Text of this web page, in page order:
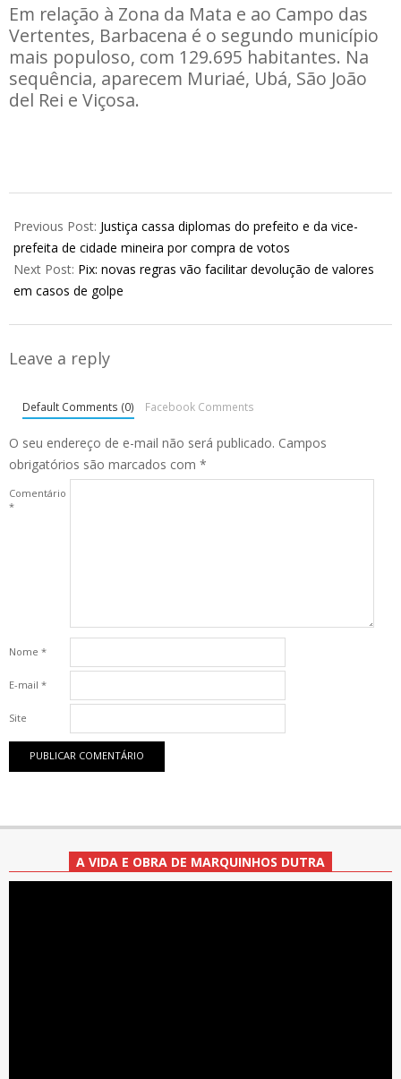
Em relação à Zona da Mata e ao Campo das
Vertentes, Barbacena é o segundo município
mais populoso, com 129.695 habitantes. Na
sequência, aparecem Muriaé, Ubá, São João
del Rei e Viçosa.
08-
29
Previous Post: Justiça cassa diplomas do prefeito e da vice-
prefeita de cidade mineira por compra de votos
Next Post: Pix: novas regras vão facilitar devolução de valores
em casos de golpe
Leave a reply
Default Comments (0) Facebook Comments
O seu endereço de e-mail não será publicado. Campos
obrigatórios são marcados com *
Comentário
*
Nome *
E-mail *
Site
A VIDA E OBRA DE MARQUINHOS DUTRA